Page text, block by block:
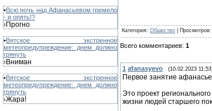
•Всю ночь над Афанасьевом гремело
- и опять!?
›Прогно
•Вятское экстренное
метеопредупреждение: днем должно
грянуть
›Вниман
•Вятское экстренное
метеопредупреждение: днем должно
грянуть
›Жара!
Категория: Общество Просмотров:
Всего комментариев: 1
1 afanasyevo (10.02.2023
Первое занятие
Это проект
жизни людей старшего